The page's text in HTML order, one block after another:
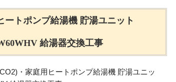
トポンプ給湯機 貯湯ユニット
給湯器交換工事
・家庭用ヒートポンプ給湯機 貯湯ユニッ